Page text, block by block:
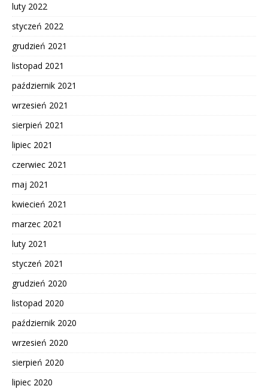
luty 2022
styczeń 2022
grudzień 2021
listopad 2021
październik 2021
wrzesień 2021
sierpień 2021
lipiec 2021
czerwiec 2021
maj 2021
kwiecień 2021
marzec 2021
luty 2021
styczeń 2021
grudzień 2020
listopad 2020
październik 2020
wrzesień 2020
sierpień 2020
lipiec 2020